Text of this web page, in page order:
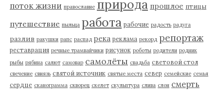
поток жизни православие природа прошлое птицы
путешествие пыльца работа рабочие радость радуга
разлив ракушки рапс распад река реклама рекорд репортаж
реставрация речные трамвайчики рисунок роботы родители родник
рыбы рябина салют самовар самолёты свадьба световой стол
свечение свиязь святой источник святые места север семейские семья
сердце сканограмма скворец скелет скульптура слива слон смерть